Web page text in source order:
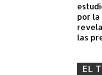
por la
las
EL